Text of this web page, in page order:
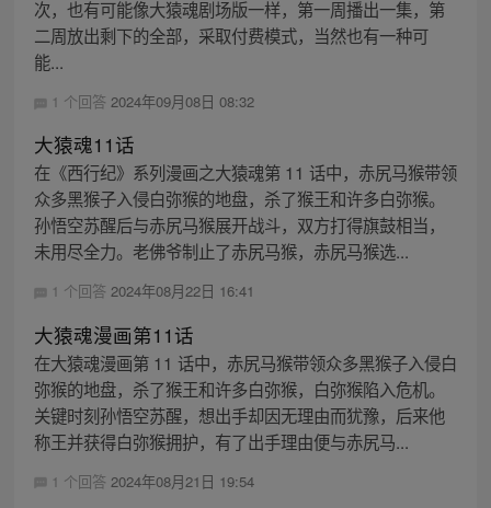
次，也有可能像大猿魂剧场版一样，第一周播出一集，第
二周放出剩下的全部，采取付费模式，当然也有一种可
能...
1 个回答 2024年09月08日 08:32
大猿魂11话
在《西行纪》系列漫画之大猿魂第 11 话中，赤尻马猴带领
众多黑猴子入侵白弥猴的地盘，杀了猴王和许多白弥猴。
孙悟空苏醒后与赤尻马猴展开战斗，双方打得旗鼓相当，
未用尽全力。老佛爷制止了赤尻马猴，赤尻马猴选...
1 个回答 2024年08月22日 16:41
大猿魂漫画第11话
在大猿魂漫画第 11 话中，赤尻马猴带领众多黑猴子入侵白
弥猴的地盘，杀了猴王和许多白弥猴，白弥猴陷入危机。
关键时刻孙悟空苏醒，想出手却因无理由而犹豫，后来他
称王并获得白弥猴拥护，有了出手理由便与赤尻马...
1 个回答 2024年08月21日 19:54